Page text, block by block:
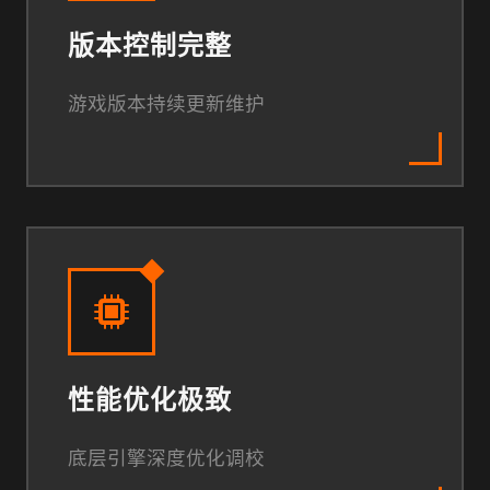
版本控制完整
游戏版本持续更新维护
性能优化极致
底层引擎深度优化调校